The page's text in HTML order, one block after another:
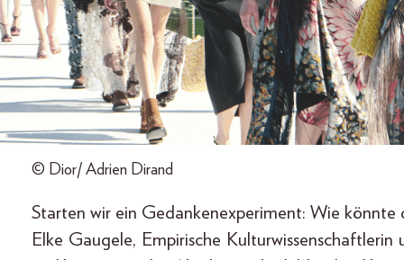
© Dior/ Adrien Dirand
Starten wir ein Gedankenexperiment: Wie könnte
Elke Gaugele, Empirische